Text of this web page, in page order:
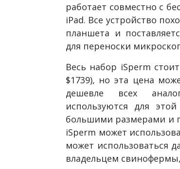
работает совместно с
iPad. Все устройство
планшета и
для переноски
Весь набор iSperm
$1739), но эта цена
дешевле всех
используются для
большими размерами и
iSperm может
может использоваться
владельцем